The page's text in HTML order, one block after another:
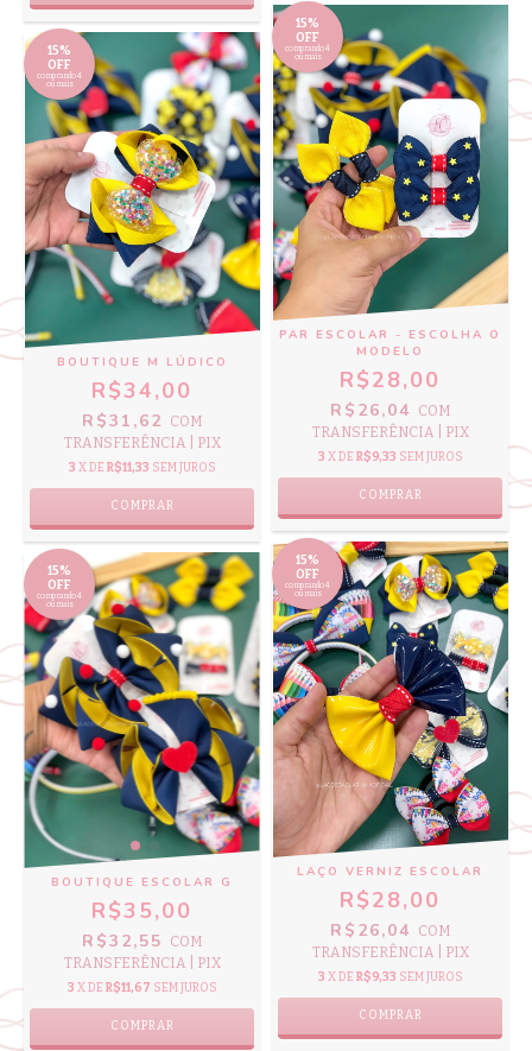
15%
OFF
comprando 4
ou mais
BOUTIQUE M LÚDICO
R$34,00
R$31,62 COM
TRANSFERÊNCIA | PIX
3 X DE R$11,33 SEM JUROS
COMPRAR
15%
OFF
comprando 4
ou mais
PAR ESCOLAR - ESCOLHA O
MODELO
R$28,00
R$26,04 COM
TRANSFERÊNCIA | PIX
3 X DE R$9,33 SEM JUROS
COMPRAR
15%
OFF
comprando 4
ou mais
BOUTIQUE ESCOLAR G
R$35,00
R$32,55
COM
TRANSFERÊNCIA | PIX
3 X DE R$11,67 SEM JUROS
COMPRAR
15%
OFF
comprando 4
ou mais
LAÇO VERNIZ ESCOLAR
R$28,00
R$26,04 COM
TRANSFERÊNCIA | PIX
3 X DE R$9,33 SEM JUROS
COMPRAR